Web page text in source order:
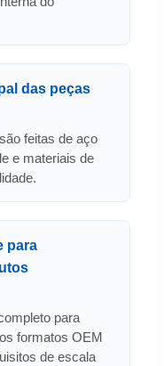
das peças
feitas de aço
e materiais de
para
para
formatos OEM
de escala